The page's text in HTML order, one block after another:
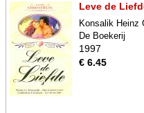
Leve de
Konsalik Heinz
De Boekerij
1997
€ 6.45